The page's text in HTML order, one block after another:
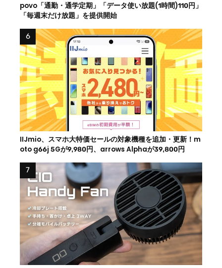
povo「通勤・通学定期」「データ使い放題(1時間)110円」
「毎週末だけ放題」を提供開始
IIJmio、スマホ大特価セールの対象機種を追加・更新！m
oto g66j 5Gが9,980円、arrows Alphaが39,800円